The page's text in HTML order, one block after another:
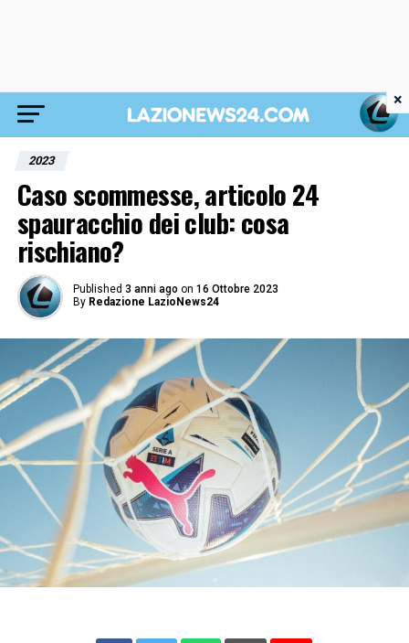
2023
Caso scommesse, articolo 24
spauracchio dei club: cosa
rischiano?
Published 3 anni ago on 16 Ottobre 2023
By Redazione LazioNews24
×